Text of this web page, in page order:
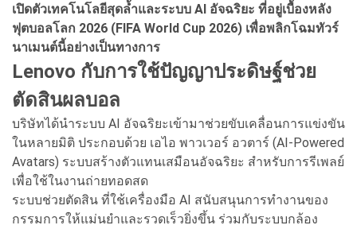
เปิดตัวเทคโนโลยีสุดล้ำและระบบ AI อัจฉริยะ ที่อยู่เบื้องหลัง
ฟุตบอลโลก 2026 (FIFA World Cup 2026) เพื่อพลิกโฉมทัวร์
นาเมนต์นี้อย่างเป็นทางการ
Lenovo กับการใช้ปัญญาประดิษฐ์ช่วย
ตัดสินผลบอล
บริษัทได้นำระบบ AI อัจฉริยะเข้ามาช่วยขับเคลื่อนการแข่งขัน
ในหลายมิติ ประกอบด้วย เอไอ พาวเวอร์ อวตาร์ (AI-Powered
Avatars) ระบบสร้างตัวแทนเสมือนอัจฉริยะ สำหรับการรีเพลย์
เพื่อใช้ในงานถ่ายทอดสด
ระบบช่วยตัดสิน ที่ใช้เครื่องมือ AI สนับสนุนการทำงานของ
กรรมการให้แม่นยำและรวดเร็วยิ่งขึ้น ร่วมกับระบบกล้อง